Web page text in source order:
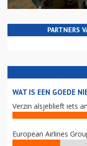
PARTNERS
WAT IS EEN GOEDE
Verzin alsjeblieft iets
European Airlines